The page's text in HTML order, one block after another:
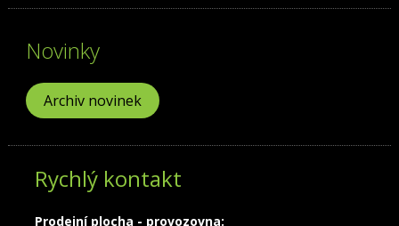
Novinky
Archiv novinek
Rychlý kontakt
Prodejní plocha - provozovna: